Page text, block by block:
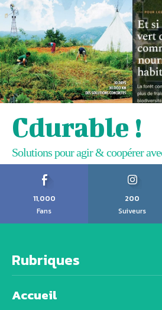
Cdurable !
Solutions pour agir & coopérer
11,000
Fans
200
Suiveurs
Rubriques
Accueil